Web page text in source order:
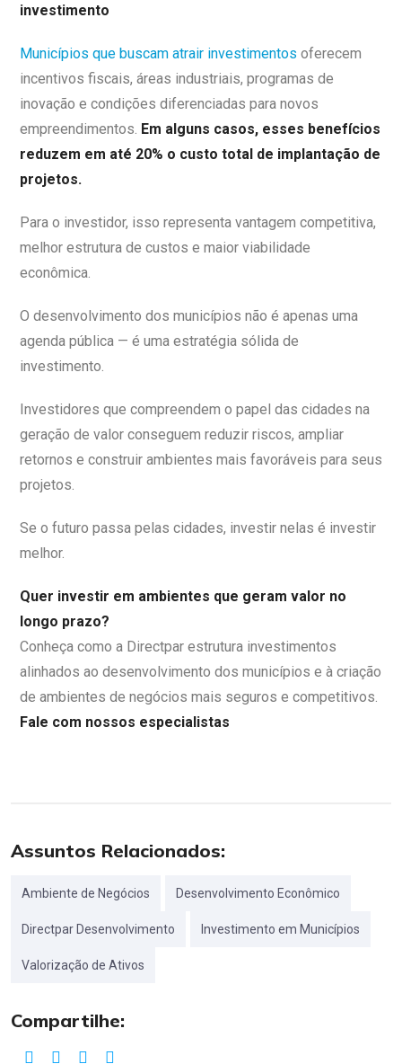
investimento
Municípios que buscam atrair investimentos oferecem
incentivos fiscais, áreas industriais, programas de
inovação e condições diferenciadas para novos
empreendimentos. Em alguns casos, esses benefícios
reduzem em até 20% o custo total de implantação de
projetos.
Para o investidor, isso representa vantagem competitiva,
melhor estrutura de custos e maior viabilidade
econômica.
O desenvolvimento dos municípios não é apenas uma
agenda pública — é uma estratégia sólida de
investimento.
Investidores que compreendem o papel das cidades na
geração de valor conseguem reduzir riscos, ampliar
retornos e construir ambientes mais favoráveis para seus
projetos.
Se o futuro passa pelas cidades, investir nelas é investir
melhor.
Quer investir em ambientes que geram valor no
longo prazo?
Conheça como a Directpar estrutura investimentos
alinhados ao desenvolvimento dos municípios e à criação
de ambientes de negócios mais seguros e competitivos.
Fale com nossos especialistas
Assuntos Relacionados:
Ambiente de Negócios Desenvolvimento Econômico
Directpar Desenvolvimento Investimento em Municípios
Valorização de Ativos
Compartilhe: